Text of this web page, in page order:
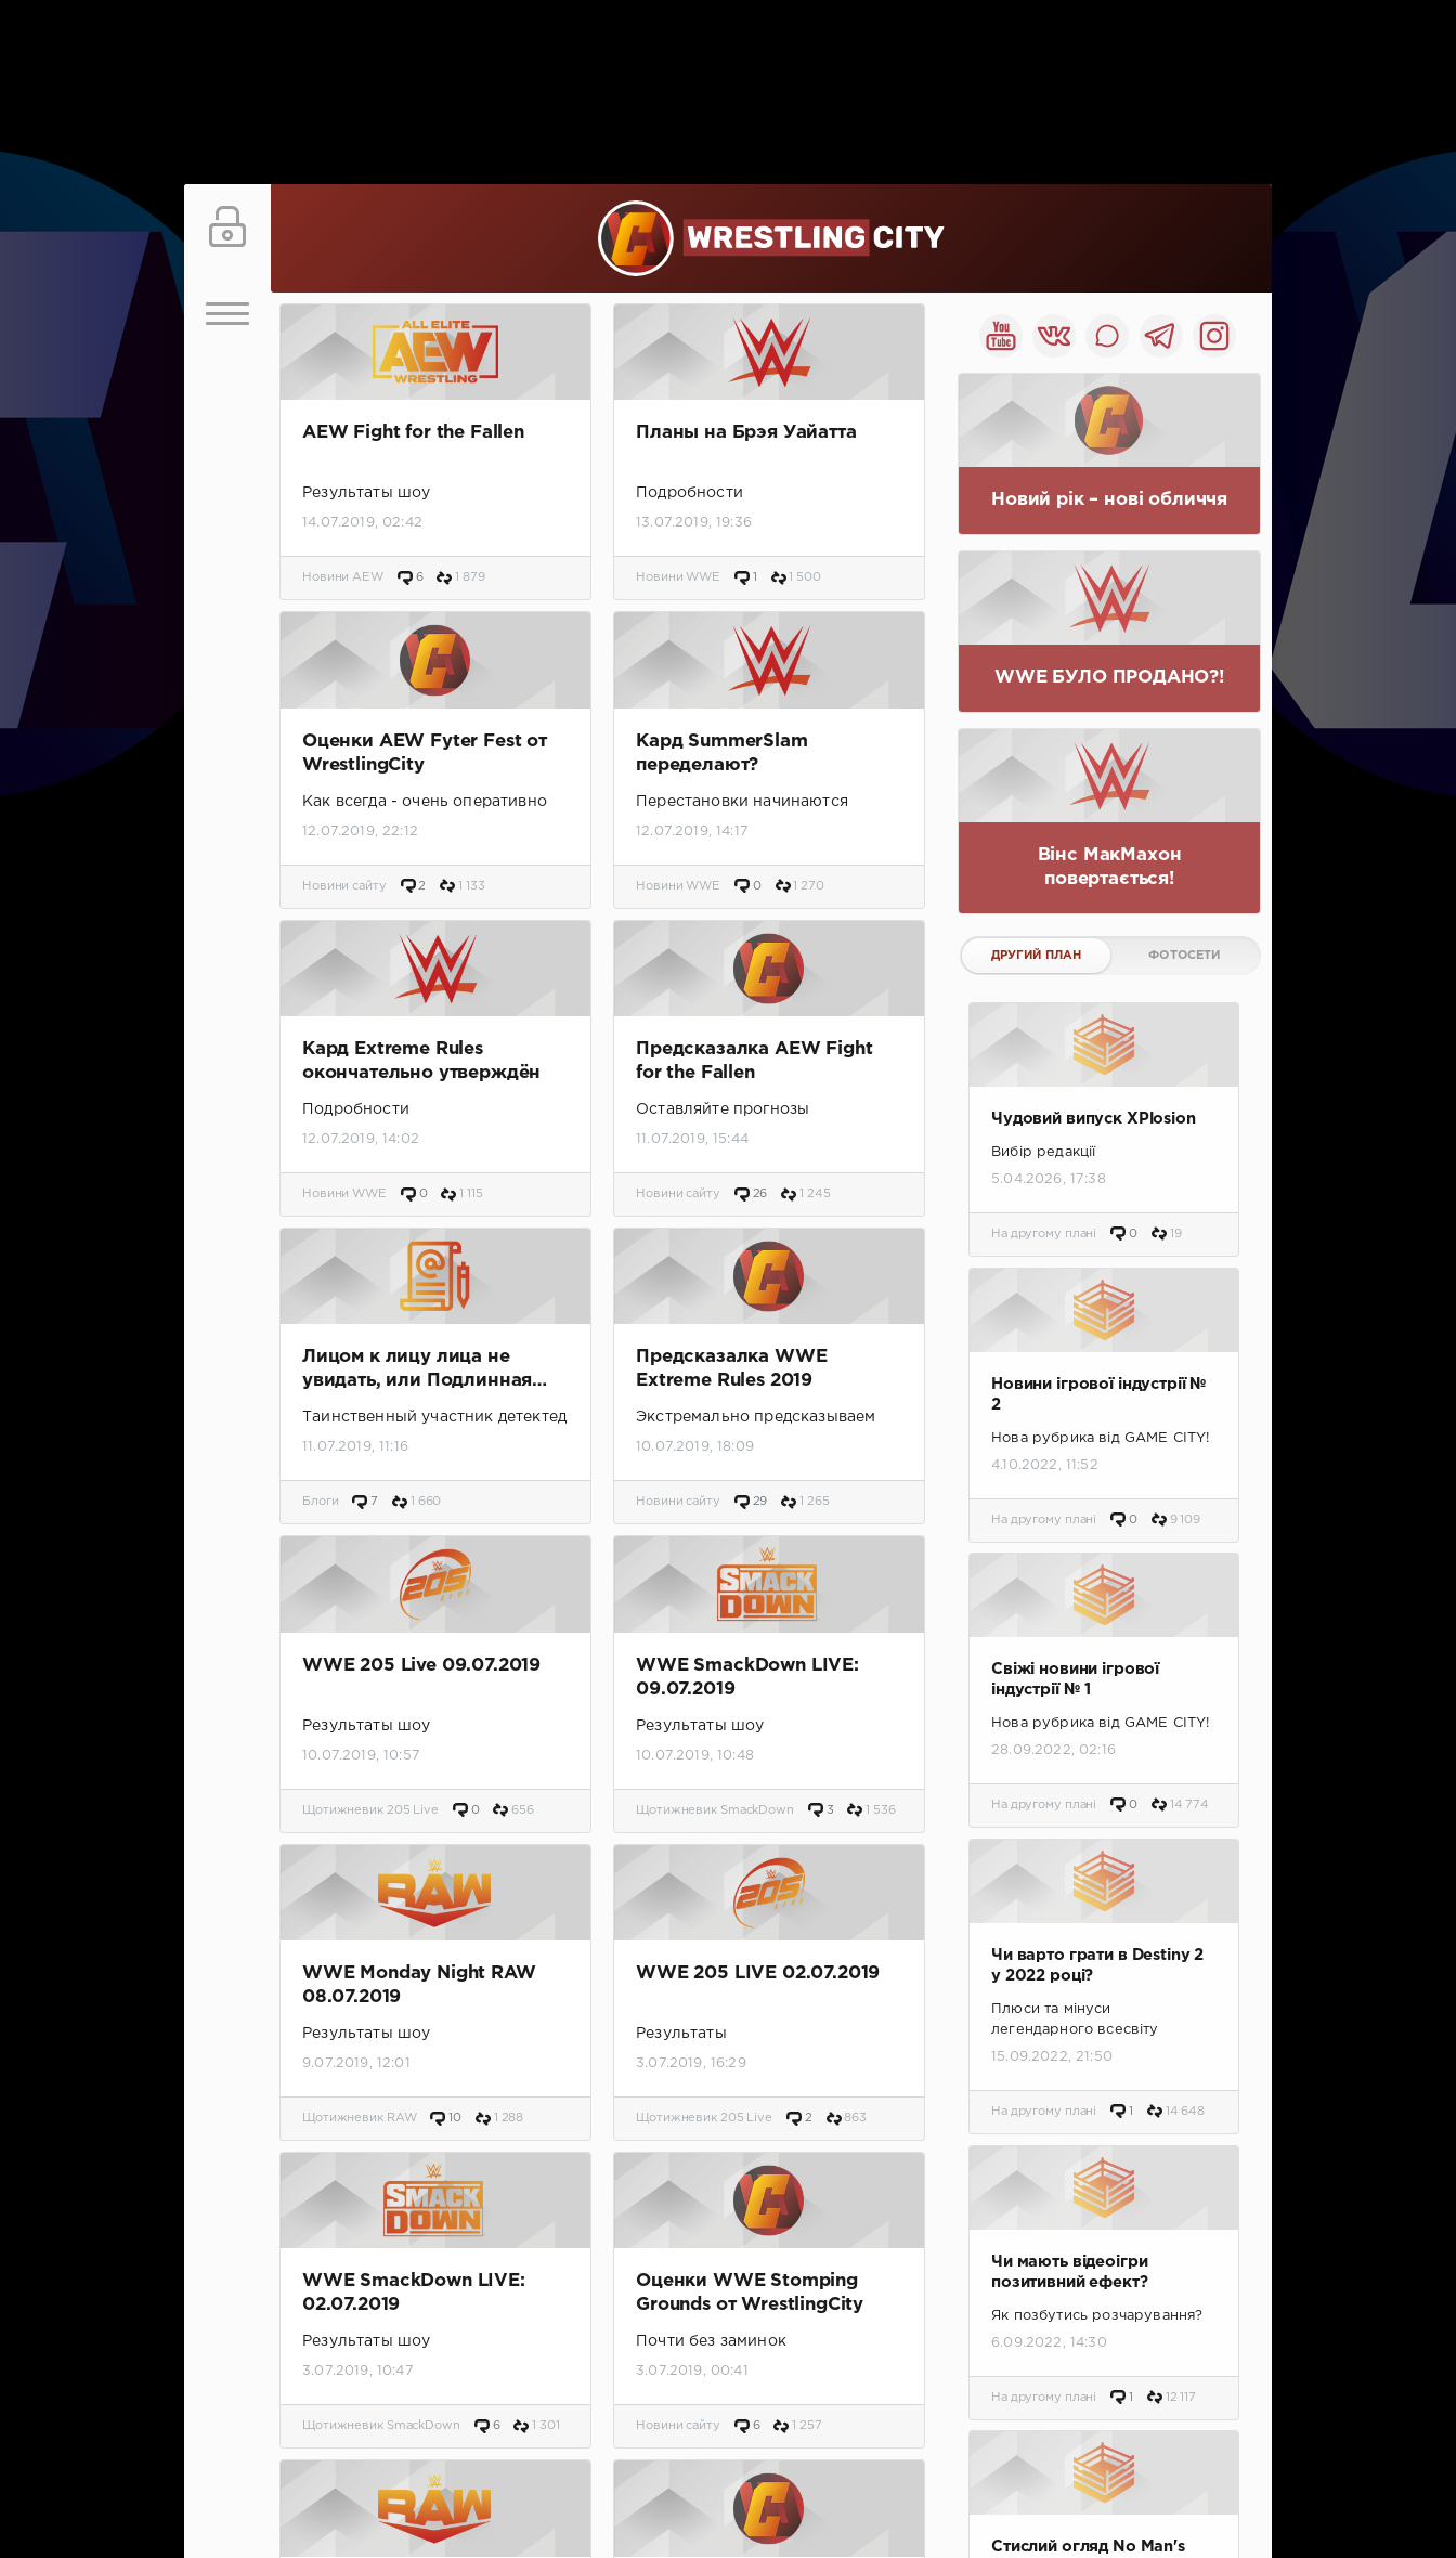
AEW Fight for the Fallen
Результаты шоу
14.07.2019, 02:42
Новини AEW 6 1 879
Планы на Брэя Уайатта
Подробности
13.07.2019, 19:36
Новини WWE 1 1 500
Оценки AEW Fyter Fest от
WrestlingCity
Как всегда - очень оперативно
12.07.2019, 22:12
Новини сайту 2 1 133
Кард SummerSlam
переделают?
Перестановки начинаются
12.07.2019, 14:17
Новини WWE 0 1 270
Кард Extreme Rules
окончательно утверждён
Подробности
12.07.2019, 14:02
Новини WWE 0 1 115
Предсказалка AEW Fight
for the Fallen
Оставляйте прогнозы
11.07.2019, 15:44
Новини сайту 26 1 245
Лицом к лицу лица не
увидать, или Подлинная
Таинственный участник детектед
11.07.2019, 11:16
Блоги 7 1 660
Предсказалка WWE
Extreme Rules 2019
Экстремально предсказываем
10.07.2019, 18:09
Новини сайту 29 1 265
WWE 205 Live 09.07.2019
Результаты шоу
10.07.2019, 10:57
Щотижневик 205 Live 0 656
WWE SmackDown LIVE:
09.07.2019
Результаты шоу
10.07.2019, 10:48
Щотижневик SmackDown 3 1 536
WWE Monday Night RAW
08.07.2019
Результаты шоу
9.07.2019, 12:01
Щотижневик RAW 10 1 288
WWE 205 LIVE 02.07.2019
Результаты
3.07.2019, 16:29
Щотижневик 205 Live 2 863
WWE SmackDown LIVE:
02.07.2019
Результаты шоу
3.07.2019, 10:47
Щотижневик SmackDown 6 1 301
Оценки WWE Stomping
Grounds от WrestlingCity
Почти без заминок
3.07.2019, 00:41
Новини сайту 6 1 257
Новий рік – нові обличчя
WWE БУЛО ПРОДАНО?!
Вінс МакМахон
повертається!
ДРУГИЙ ПЛАН ФОТОСЕТИ
Чудовий випуск XPlosion
Вибір редакції
5.04.2026, 17:38
На другому плані 0 19
Новини ігрової індустрії №
2
Нова рубрика від GAME CITY!
4.10.2022, 11:52
На другому плані 0 9 109
Свіжі новини ігрової
індустрії № 1
Нова рубрика від GAME CITY!
28.09.2022, 02:16
На другому плані 0 14 774
Чи варто грати в Destiny 2
у 2022 році?
Плюси та мінуси
легендарного всесвіту
15.09.2022, 21:50
На другому плані 1 14 648
Чи мають відеоігри
позитивний ефект?
Як позбутись розчарування?
6.09.2022, 14:30
На другому плані 1 12 117
Стислий огляд No Man's